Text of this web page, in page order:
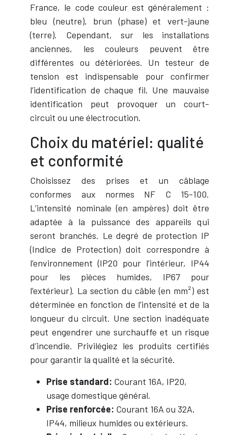
France, le code couleur est généralement :
bleu (neutre), brun (phase) et vert-jaune
(terre). Cependant, sur les installations
anciennes, les couleurs peuvent être
différentes ou détériorées. Un testeur de
tension est indispensable pour confirmer
l’identification de chaque fil. Une mauvaise
identification peut provoquer un court-
circuit ou une électrocution.
Choix du matériel: qualité
et conformité
Choisissez des prises et un câblage
conformes aux normes NF C 15-100.
L’intensité nominale (en ampères) doit être
adaptée à la puissance des appareils qui
seront branchés. Le degré de protection IP
(Indice de Protection) doit correspondre à
l’environnement (IP20 pour l’intérieur, IP44
pour les pièces humides, IP67 pour
l’extérieur). La section du câble (en mm²) est
déterminée en fonction de l’intensité et de la
longueur du circuit. Une section inadéquate
peut engendrer une surchauffe et un risque
d’incendie. Privilégiez les produits certifiés
pour garantir la qualité et la sécurité.
Prise standard: Courant 16A, IP20,
usage domestique général.
Prise renforcée: Courant 16A ou 32A,
IP44, milieux humides ou extérieurs.